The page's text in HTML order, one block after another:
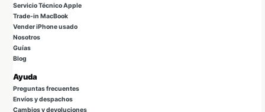
Servicio Técnico Apple
Trade-in MacBook
Vender iPhone usado
Nosotros
Guías
Blog
Ayuda
Preguntas frecuentes
Envíos y despachos
Cambios y devoluciones